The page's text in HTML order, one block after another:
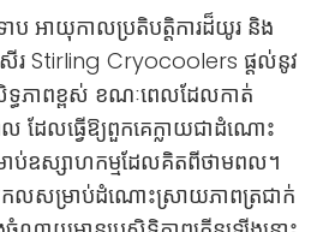
ាប អាយុកាលប្រតិបត្តិការដ៏យូរ និង
សើរ Stirling Cryocoolers ផ្តល់នូវ
ទ្ធភាពខ្ពស់ ខណៈពេលដែលកាត់
ល ដែលធ្វើឱ្យពួកគេក្លាយជាដំណោះ
ប់ឧស្សាហកម្មដែលគិតពីថាមពល។
លសម្រាប់ដំណោះស្រាយភាពត្រជាក់